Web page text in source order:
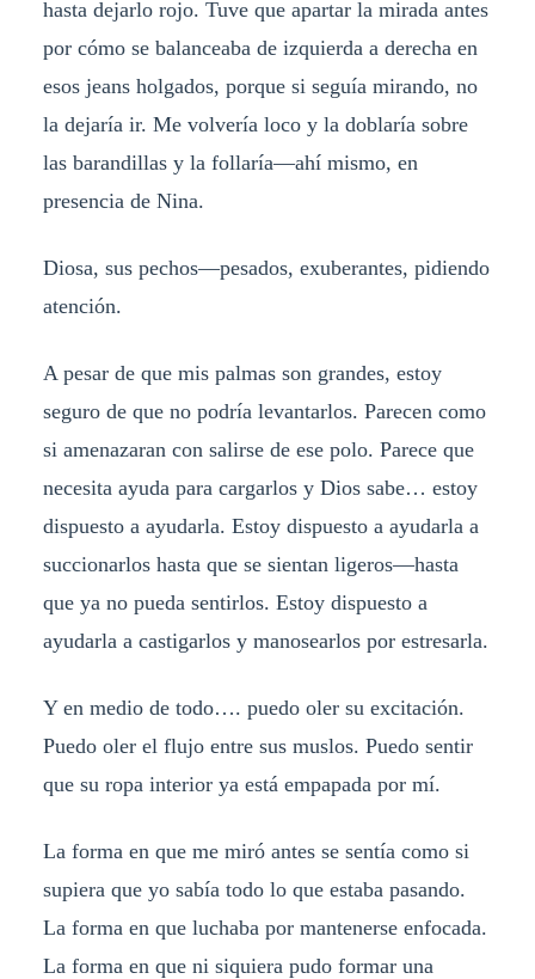
hasta dejarlo rojo. Tuve que apartar la mirada antes
por cómo se balanceaba de izquierda a derecha en
esos jeans holgados, porque si seguía mirando, no
la dejaría ir. Me volvería loco y la doblaría sobre
las barandillas y la follaría—ahí mismo, en
presencia de Nina.
Diosa, sus pechos—pesados, exuberantes, pidiendo
atención.
A pesar de que mis palmas son grandes, estoy
seguro de que no podría levantarlos. Parecen como
si amenazaran con salirse de ese polo. Parece que
necesita ayuda para cargarlos y Dios sabe… estoy
dispuesto a ayudarla. Estoy dispuesto a ayudarla a
succionarlos hasta que se sientan ligeros—hasta
que ya no pueda sentirlos. Estoy dispuesto a
ayudarla a castigarlos y manosearlos por estresarla.
Y en medio de todo…. puedo oler su excitación.
Puedo oler el flujo entre sus muslos. Puedo sentir
que su ropa interior ya está empapada por mí.
La forma en que me miró antes se sentía como si
supiera que yo sabía todo lo que estaba pasando.
La forma en que luchaba por mantenerse enfocada.
La forma en que ni siquiera pudo formar una